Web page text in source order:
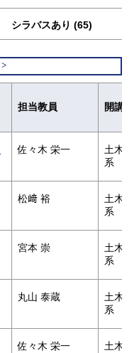
シラバスあり (65)
担当教員 開講元
佐々木 栄一
土木・
系
松﨑 裕
土木・
系
宮本 崇
土木・
系
丸山 泰蔵
土木・
系
佐々木 栄一
土木・